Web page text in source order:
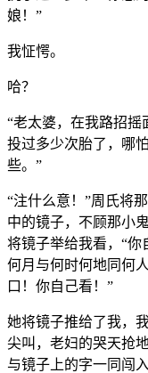
娘！”
我怔愕。
哈？
“老太婆，在我路招摇
投过多少次胎了，哪
些。”
“注什么意！”周氏将
中的镜子，不顾那小
将镜子举给我看，“
何月与何时何地同何
口！你自己看！”
她将镜子推给了我，
尖叫，老妇的哭天抢
与镜子上的字一同闯